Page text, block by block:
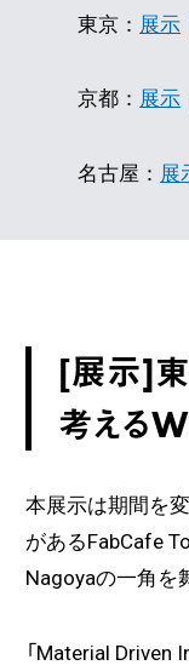
東京： 展示
京都： 展示
名古屋： 展
[展示]
考える
本展示は期間を
があるFabCafe
Nagoyaの一角を
「Material Driven